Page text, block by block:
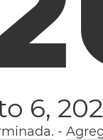
6,
-